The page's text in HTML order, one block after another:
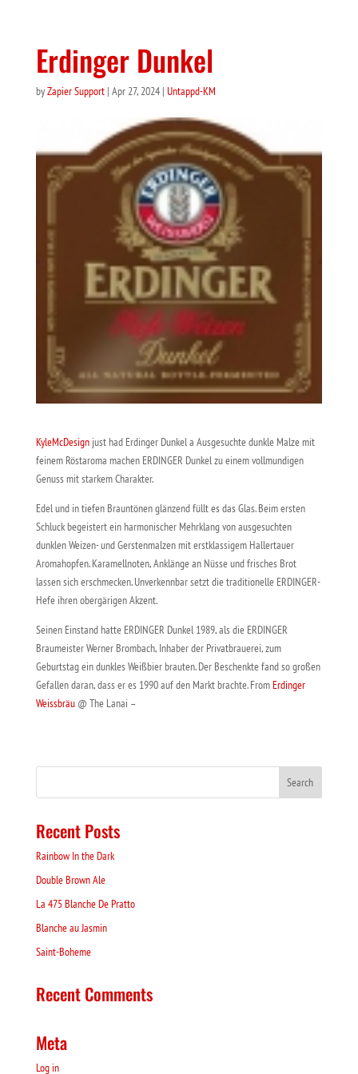
Erdinger Dunkel
byZapier Support| Apr 27, 2024| Untappd-KM
KyleMcDesignjust had Erdinger Dunkel a Ausgesuchte dunkle Malze mit
feinem Röstaroma machen ERDINGER Dunkel zu einem vollmundigen
Genuss mit starkem Charakter.
Edel und in tiefen Brauntönen glänzend füllt es das Glas. Beim ersten
Schluck begeistert ein harmonischer Mehrklang von ausgesuchten
dunklen Weizen- und Gerstenmalzen mit erstklassigem Hallertauer
Aromahopfen. Karamellnoten, Anklänge an Nüsse und frisches Brot
lassen sich erschmecken. Unverkennbar setzt die traditionelle ERDINGER-
Hefe ihren obergärigen Akzent.
Seinen Einstand hatte ERDINGER Dunkel 1989, als die ERDINGER
Braumeister Werner Brombach, Inhaber der Privatbrauerei, zum
Geburtstag ein dunkles Weißbier brauten. Der Beschenkte fand so großen
Gefallen daran, dass er es 1990 auf den Markt brachte. FromErdinger
Weissbräu@ The Lanai –
Recent Posts
Rainbow In the Dark
Double Brown Ale
La 475 Blanche De Pratto
Blanche au Jasmin
Saint-Boheme
Recent Comments
Meta
Log in